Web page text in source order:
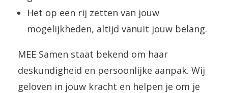
Het op een rij zetten van jouw
mogelijkheden, altijd vanuit jouw belang.
MEE Samen staat bekend om haar
deskundigheid en persoonlijke aanpak. Wij
geloven in jouw kracht en helpen je om je